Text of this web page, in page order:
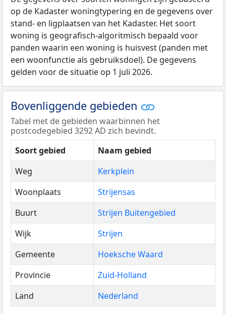
op de Kadaster woningtypering en de gegevens over
stand- en ligplaatsen van het Kadaster. Het soort
woning is geografisch-algoritmisch bepaald voor
panden waarin een woning is huisvest (panden met
een woonfunctie als gebruiksdoel). De gegevens
gelden voor de situatie op 1 juli 2026.
Bovenliggende gebieden
Tabel met de gebieden waarbinnen het
postcodegebied 3292 AD zich bevindt.
Soort gebied
Naam gebied
Weg
Kerkplein
Woonplaats
Strijensas
Buurt
Strijen Buitengebied
Wijk
Strijen
Gemeente
Hoeksche Waard
Provincie
Zuid-Holland
Land
Nederland